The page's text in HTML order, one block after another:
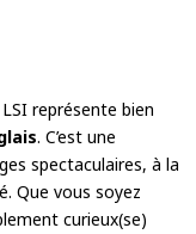
représente bien
. C’est une
spectaculaires, à la
Que vous soyez
curieux(se)